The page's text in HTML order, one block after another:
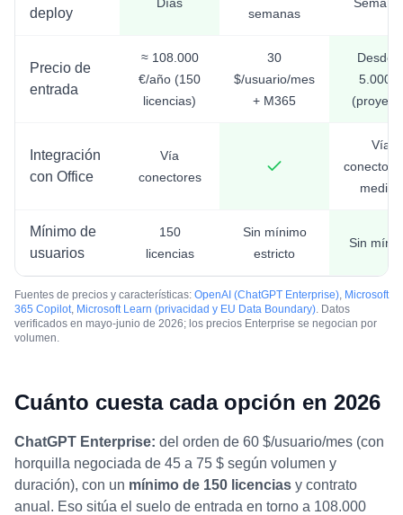
deploy
semanas
Precio de
entrada
≈ 108.000
€/año (150
licencias)
30
$/usuario/mes
+ M365
Desde
5.000 €
Integración
con Office
Vía
conectores
Vía
medida
Mínimo de
usuarios
150
licencias
Sin mínimo
estricto
Sin
Fuentes de precios y características: OpenAI (ChatGPT Enterprise), Microsoft
365 Copilot, Microsoft Learn (privacidad y EU Data Boundary). Datos
verificados en mayo-junio de 2026; los precios Enterprise se negocian por
volumen.
Cuánto cuesta cada opción en 2026
ChatGPT Enterprise: del orden de 60 $/usuario/mes (con
horquilla negociada de 45 a 75 $ según volumen y
duración), con un mínimo de 150 licencias y contrato
anual. Eso sitúa el suelo de entrada en torno a 108.000